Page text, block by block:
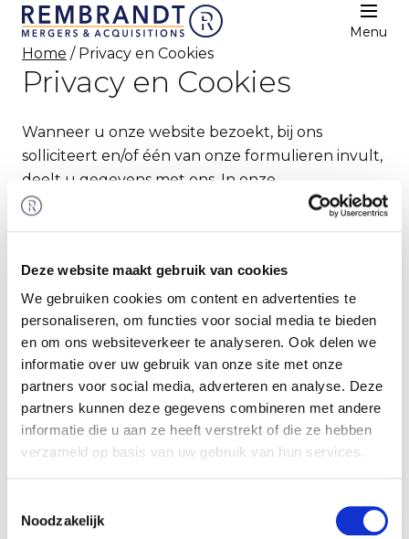
Deze website maakt gebruik van cookies
We gebruiken cookies om content en advertenties te
personaliseren, om functies voor social media te bieden
en om ons websiteverkeer te analyseren. Ook delen we
informatie over uw gebruik van onze site met onze
partners voor social media, adverteren en analyse. Deze
partners kunnen deze gegevens combineren met andere
informatie die u aan ze heeft verstrekt of die ze hebben
verzameld op basis van uw gebruik van hun services.
Noodzakelijk
Menu
Home / Privacy en Cookies
Privacy en Cookies
Wanneer u onze website bezoekt, bij ons
solliciteert en/of één van onze formulieren invult,
deelt u gegevens met ons. In onze
privacyverklaring leggen wij graag uit hoe wij
zorgvuldig omgaan met het verwerken van uw
vindt hier ook meer informatie over het gebruik
van cookies op onze website en hoe u gebruik
kunt maken van uw rechten.
Cookies